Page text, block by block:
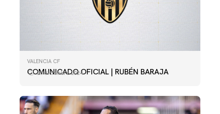
VALENCIA CF
COMUNICADO OFICIAL | RUBÉN BARAJA
23 diciembre 2024